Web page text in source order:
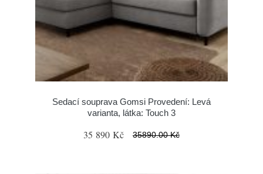
Sedací souprava Gomsi Provedení: Levá
varianta, látka: Touch 3
35 890 Kč 35890.00 Kč